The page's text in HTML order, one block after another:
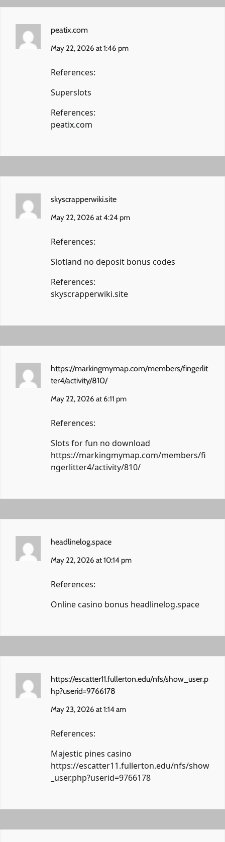
peatix.com
May 22, 2026 at 1:46 pm
References:
Superslots
References:
peatix.com
skyscrapperwiki.site
May 22, 2026 at 4:24 pm
References:
Slotland no deposit bonus codes
References:
skyscrapperwiki.site
https://markingmymap.com/members/fingerlit
ter4/activity/810/
May 22, 2026 at 6:11 pm
References:
Slots for fun no download
https://markingmymap.com/members/fi
ngerlitter4/activity/810/
headlinelog.space
May 22, 2026 at 10:14 pm
References:
Online casino bonus headlinelog.space
https://escatter11.fullerton.edu/nfs/show_user.p
hp?userid=9766178
May 23, 2026 at 1:14 am
References:
Majestic pines casino
https://escatter11.fullerton.edu/nfs/show
_user.php?userid=9766178